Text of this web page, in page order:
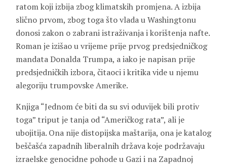
ratom koji izbija zbog klimatskih promjena. A izbija
slično prvom, zbog toga što vlada u Washingtonu
donosi zakon o zabrani istraživanja i korištenja nafte.
Roman je izišao u vrijeme prije prvog predsjedničkog
mandataDonalda Trumpa, a iako je napisan prije
predsjedničkih izbora, čitaoci i kritika vide u njemu
alegoriju trumpovske Amerike.
Knjiga “Jednom će biti da su svi oduvijek bili protiv
toga” triput je tanja od “Američkog rata”, ali je
ubojitija. Ona nije distopijska maštarija, ona je katalog
beščašća zapadnih liberalnih država koje podržavaju
izraelske genocidne pohode u Gazi i na Zapadnoj